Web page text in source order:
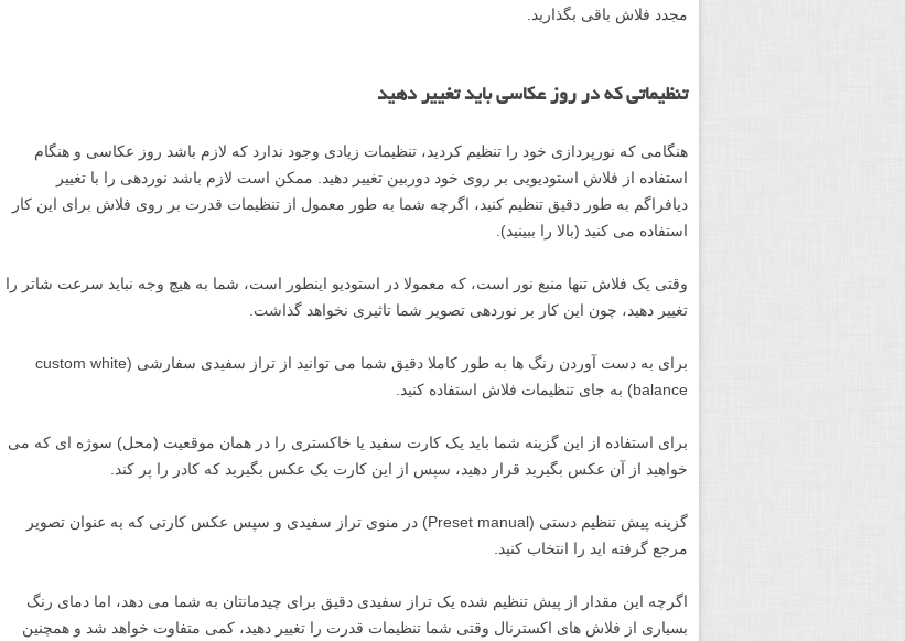
مجدد فلاش باقی بگذارید.
تنظیماتی که در روز عکاسی باید تغییر دهید
هنگامی که نورپردازی خود را تنظیم کردید، تنظیمات زیادی وجود ندارد که لازم باشد روز عکاسی و هنگام
استفاده از فلاش استودیویی بر روی خود دوربین تغییر دهید. ممکن است لازم باشد نوردهی را با تغییر
دیافراگم به طور دقیق تنظیم کنید، اگرچه شما به طور معمول از تنظیمات قدرت بر روی فلاش برای این کار
استفاده می کنید (بالا را ببینید).
وقتی یک فلاش تنها منبع نور است، که معمولا در استودیو اینطور است، شما به هیچ وجه نباید سرعت شاتر را
تغییر دهید، چون این کار بر نوردهی تصویر شما تاثیری نخواهد گذاشت.
برای به دست آوردن رنگ ها به طور کاملا دقیق شما می توانید از تراز سفیدی سفارشی (custom white
balance) به جای تنظیمات فلاش استفاده کنید.
برای استفاده از این گزینه شما باید یک کارت سفید یا خاکستری را در همان موقعیت (محل) سوژه ای که می
خواهید از آن عکس بگیرید قرار دهید، سپس از این کارت یک عکس بگیرید که کادر را پر کند.
گزینه پیش تنظیم دستی (Preset manual) در منوی تراز سفیدی و سپس عکس کارتی که به عنوان تصویر
مرجع گرفته اید را انتخاب کنید.
اگرچه این مقدار از پیش تنظیم شده یک تراز سفیدی دقیق برای چیدمانتان به شما می دهد، اما دمای رنگ
بسیاری از فلاش های اکسترنال وقتی شما تنظیمات قدرت را تغییر دهید، کمی متفاوت خواهد شد و همچنین